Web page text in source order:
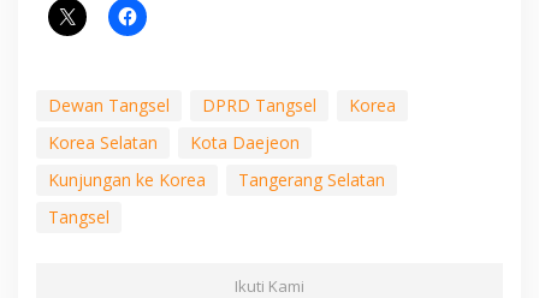
Dewan Tangsel DPRD Tangsel
Korea
Korea Selatan
Kota Daejeon
Kunjungan ke Korea
Tangerang Selatan
Tangsel
Ikuti Kami